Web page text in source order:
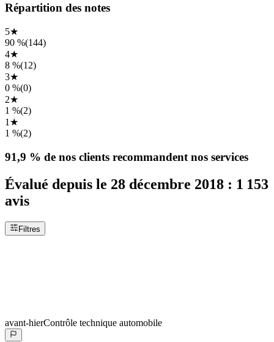
Répartition des notes
5★
90 %(144)
4★
8 %(12)
3★
0 %(0)
2★
1 %(2)
1 ★
1 %(2)
91,9 % de nos clients recommandent nos services
Évalué depuis le 28 décembre 2018 : 1 153
avis
Filtres
avant-hierContrôle technique automobile